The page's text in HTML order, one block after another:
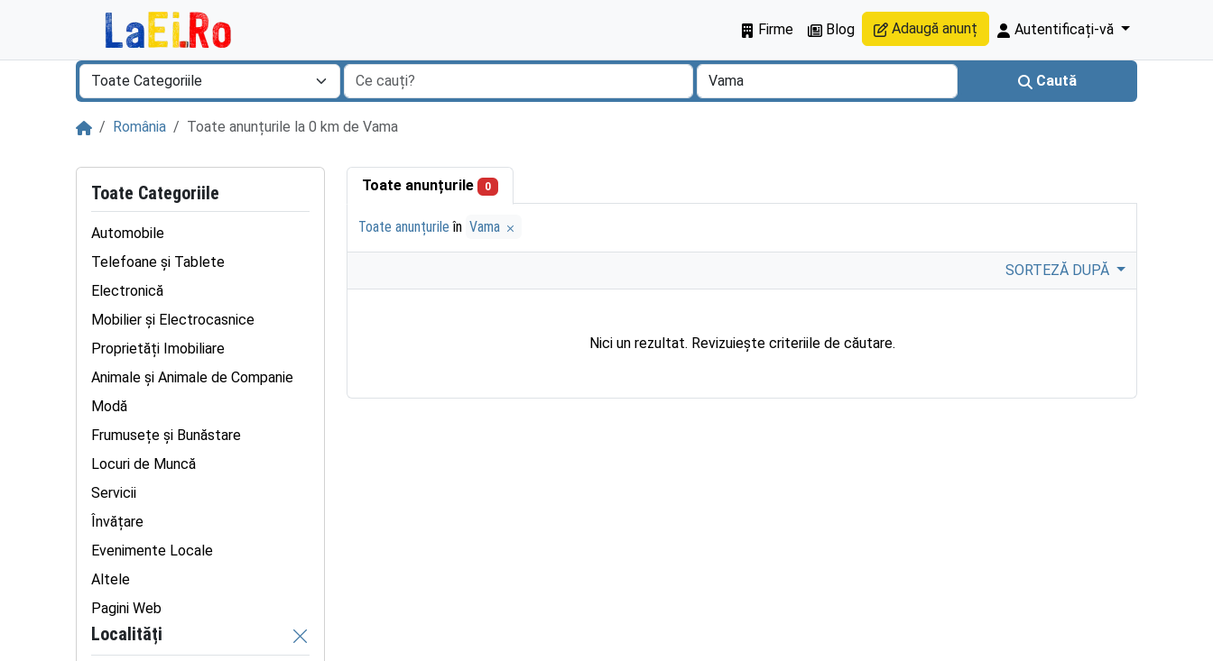
Firme
Blog Adaugă anunț Autentificați-vă
Caută
AcasăRomânia Toate anunțurile la 0 km de Vama
Toate Categoriile
Automobile
Telefoane și Tablete
Electronică
Mobilier și Electrocasnice
Proprietăți Imobiliare
Animale și Animale de Companie
Modă
Frumusețe și Bunăstare
Locuri de Muncă
Servicii
Învățare
Evenimente Locale
Altele
Pagini Web
Localități
Toate anunțurile 0
Toate anunțurile în Vama
SORTEZĂ DUPĂ
Nici un rezultat. Revizuiește criteriile de căutare.